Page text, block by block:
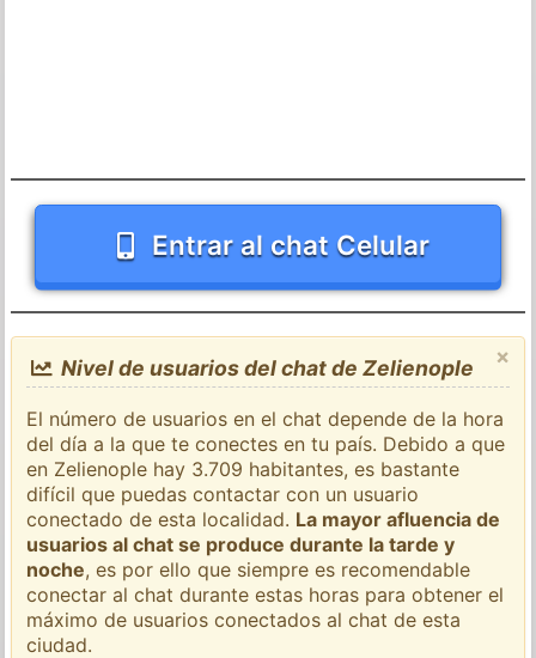
Entrar al chat Celular
×
Nivel de usuarios del chat de Zelienople
El número de usuarios en el chat depende de la hora
del día a la que te conectes en tu país. Debido a que
en Zelienople hay 3.709 habitantes, es bastante
difícil que puedas contactar con un usuario
conectado de esta localidad. La mayor afluencia de
usuarios al chat se produce durante la tarde y
noche, es por ello que siempre es recomendable
conectar al chat durante estas horas para obtener el
máximo de usuarios conectados al chat de esta
ciudad.